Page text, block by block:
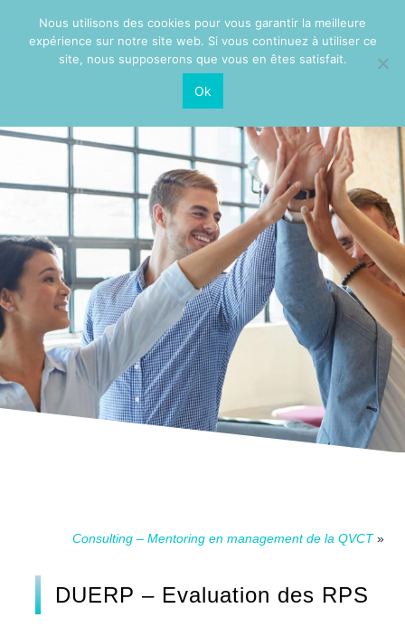
Consulting – Mentoring en management de la QVCT»
DUERP – Evaluation des RPS
Nous utilisons des cookies pour vous garantir la meilleure
expérience sur notre site web. Si vous continuez à utiliser ce
site, nous supposerons que vous en êtes satisfait.
Ok